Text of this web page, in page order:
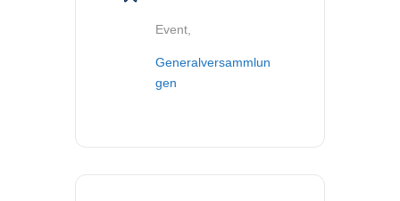
Event,
Generalversammlun
gen